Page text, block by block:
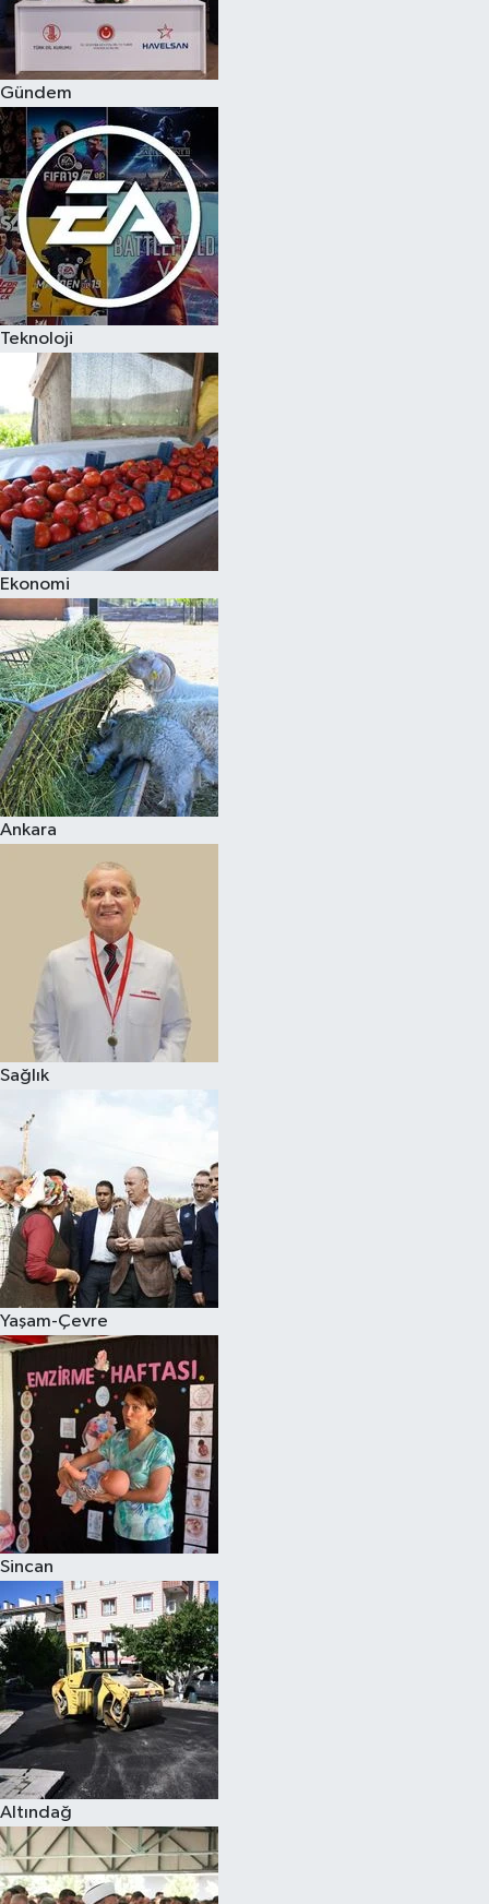
Gündem
Teknoloji
Ekonomi
Ankara
Sağlık
Yaşam-Çevre
Sincan
Altındağ
Spor
Burç Yorumları
Çocuk
Eğitim
Hava Durumu
Kadın
Kim kimdir?
Kültür Sanat
Sağlık
Siyaset
Teknoloji
Televizyon
Yaşam-Çevre